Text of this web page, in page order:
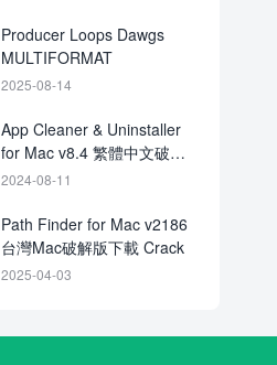
Producer Loops Dawgs
MULTIFORMAT
2025-08-14
App Cleaner & Uninstaller
for Mac v8.4 繁體中文破解
版下載
2024-08-11
Path Finder for Mac v2186
台灣Mac破解版下載 Crack
2025-04-03